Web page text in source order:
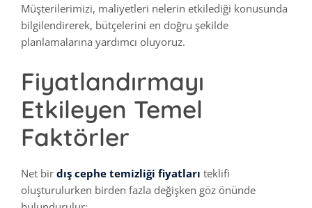
Müşterilerimizi, maliyetleri nelerin etkilediği konusunda
bilgilendirerek, bütçelerini en doğru şekilde
planlamalarına yardımcı oluyoruz.
Fiyatlandırmayı
Etkileyen Temel
Faktörler
Net bir dış cephe temizliği fiyatları teklifi
oluşturulurken birden fazla değişken göz önünde